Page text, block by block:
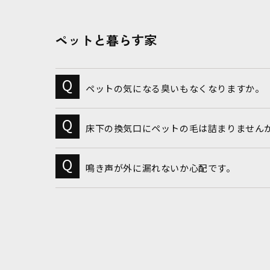
ペットと暮らす家
ペットの気になる臭いもなくなりますか。
床下の換気口にペットの毛は詰まりません
鳴き声が外に漏れないか心配です。